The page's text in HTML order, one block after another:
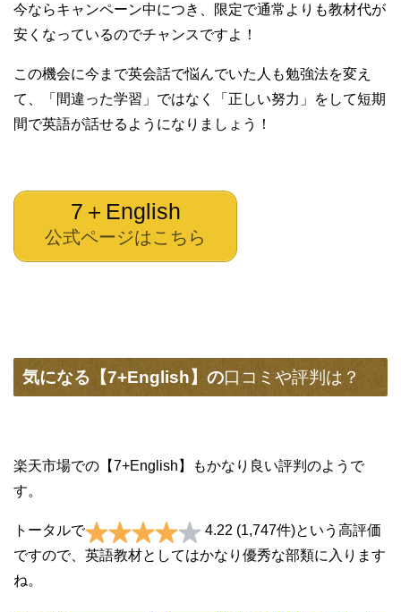
今ならキャンペーン中につき、限定で通常よりも教材代が
安くなっているのでチャンスですよ！
この機会に今まで英会話で悩んでいた人も勉強法を変え
て、「間違った学習」ではなく「正しい努力」をして短期
間で英語が話せるようになりましょう！
7＋English
公式ページはこちら
気になる【7+English】の口コミや評判は？
楽天市場での【7+English】もかなり良い評判のようで
す。
トータルで 4.22 (1,747件)という高評価
ですので、英語教材としてはかなり優秀な部類に入ります
ね。